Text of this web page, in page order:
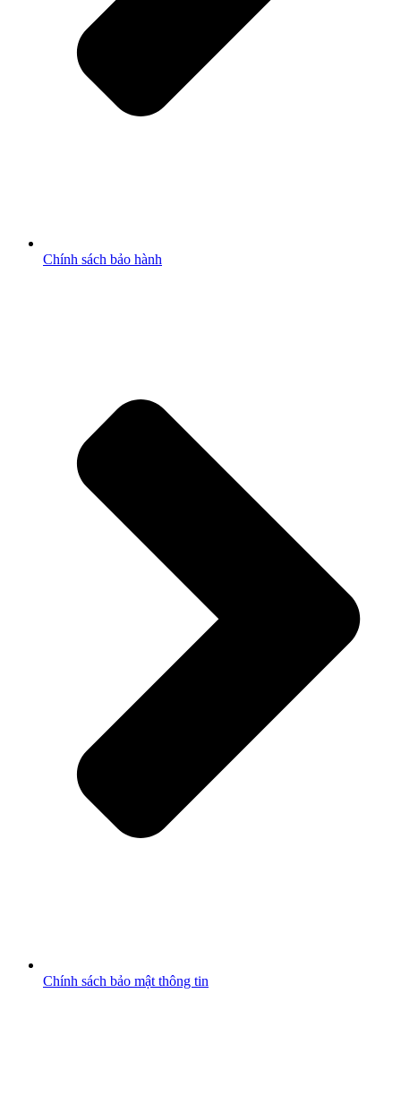
Chính sách bảo hành
Chính sách bảo mật thông tin